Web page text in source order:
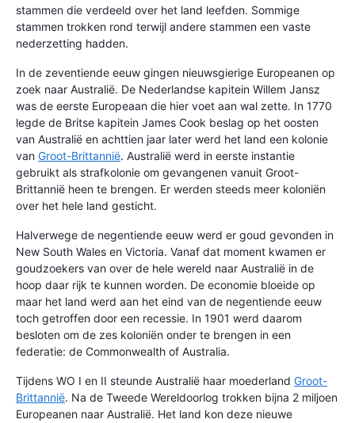
stammen die verdeeld over het land leefden. Sommige
stammen trokken rond terwijl andere stammen een vaste
nederzetting hadden.
In de zeventiende eeuw gingen nieuwsgierige Europeanen op
zoek naar Australië. De Nederlandse kapitein Willem Jansz
was de eerste Europeaan die hier voet aan wal zette. In 1770
legde de Britse kapitein James Cook beslag op het oosten
van Australië en achttien jaar later werd het land een kolonie
van Groot-Brittannië. Australië werd in eerste instantie
gebruikt als strafkolonie om gevangenen vanuit Groot-
Brittannië heen te brengen. Er werden steeds meer koloniën
over het hele land gesticht.
Halverwege de negentiende eeuw werd er goud gevonden in
New South Wales en Victoria. Vanaf dat moment kwamen er
goudzoekers van over de hele wereld naar Australië in de
hoop daar rijk te kunnen worden. De economie bloeide op
maar het land werd aan het eind van de negentiende eeuw
toch getroffen door een recessie. In 1901 werd daarom
besloten om de zes koloniën onder te brengen in een
federatie: de Commonwealth of Australia.
Tijdens WO I en II steunde Australië haar moederland Groot-
Brittannië. Na de Tweede Wereldoorlog trokken bijna 2 miljoen
Europeanen naar Australië. Het land kon deze nieuwe